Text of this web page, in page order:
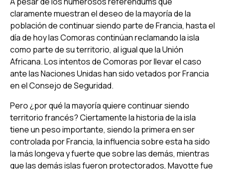
claramente muestran el deseo de la mayoría de la
población de continuar siendo parte de Francia, hasta el
día de hoy las Comoras continúan reclamando la isla
como parte de su territorio, al igual que la Unión
Africana. Los intentos de Comoras por llevar el caso
ante las Naciones Unidas han sido vetados por Francia
en el Consejo de Seguridad.
Pero ¿por qué la mayoría quiere continuar siendo
territorio francés? Ciertamente la historia de la isla
tiene un peso importante, siendo la primera en ser
controlada por Francia, la influencia sobre esta ha sido
la más longeva y fuerte que sobre las demás, mientras
que las demás islas fueron protectorados, Mayotte fue